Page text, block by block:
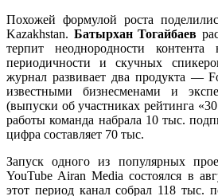
Похожей формулой роста
Kazakhstan. Батырхан Тогайбаев
терпит неоднородности контента
периодичности и скучных
журнал развивает два продукта —
известными бизнесменами и
(выпуски об участниках рейтинга
работы команда набрала 10 тыс.
цифра составляет 70 тыс.
Запуск одного из популярных
YouTube Airan Media состоялся в
этот период канал собрал 118 тыс.